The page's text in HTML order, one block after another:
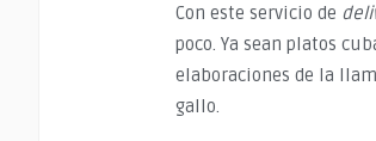
Con este servicio de
poco. Ya sean platos
elaboraciones de la
gallo.